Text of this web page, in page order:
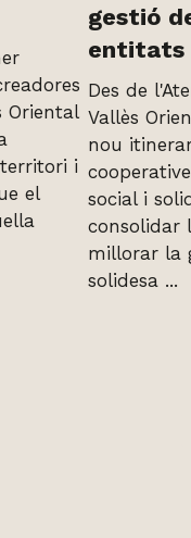
Oriental
i
el
gestió
entitats
Des de
Vallès
nou
social i
consolidar
millorar la
solidesa ...